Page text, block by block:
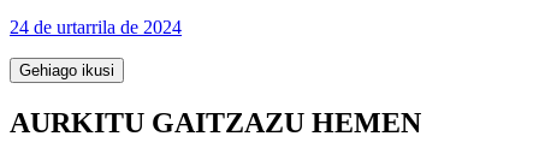
24 de urtarrila de 2024
Gehiago ikusi
AURKITU GAITZAZU HEMEN